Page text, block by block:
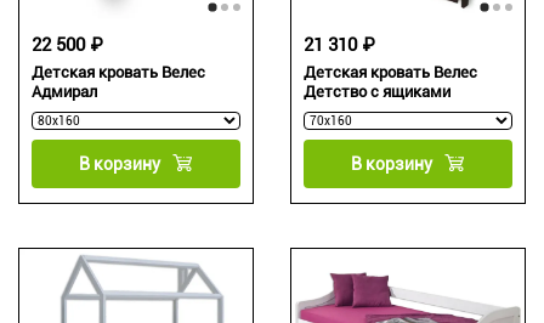
Детская кровать Велес
Адмирал
22 500 ₽
В корзину
Детская кровать Велес
Детство с ящиками
21 310 ₽
В корзину